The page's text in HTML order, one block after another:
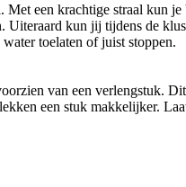
Met een krachtige straal kun
Uiteraard kun jij tijdens de
toelaten of juist stoppen.
van een verlengstuk.
een stuk makkelijker.